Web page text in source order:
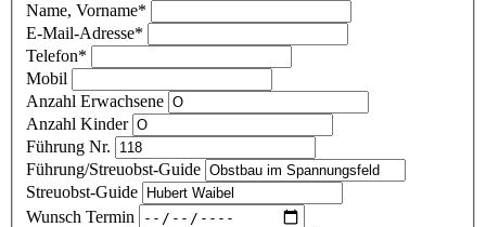
Name, Vorname*
E-Mail-Adresse*
Telefon*
Mobil
Anzahl Erwachsene
Anzahl Kinder
Führung Nr.
Führung/Streuobst-Guide
Streuobst-Guide
Wunsch Termin